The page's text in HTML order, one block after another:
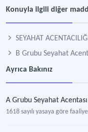
Konuyla ilgili diğer
SEYAHAT
B Grubu Seyahat
Ayrıca Bakınız
A Grubu Seyahat Acentası
1618 sayılı yasaya göre